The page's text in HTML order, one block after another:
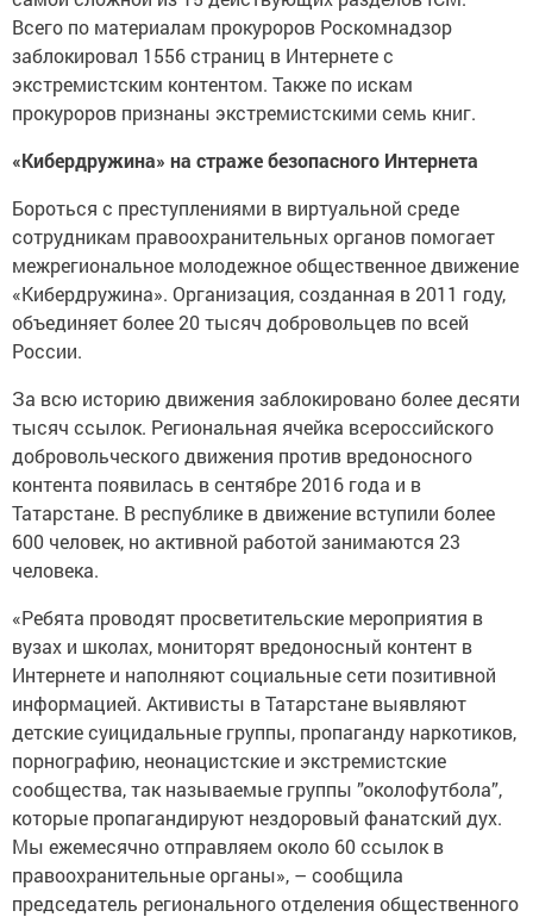
Всего по материалам прокуроров Роскомнадзор
заблокировал 1556 страниц в Интернете с
экстремистским контентом. Также по искам
прокуроров признаны экстремистскими семь книг.
«Кибердружина» на страже безопасного Интернета
Бороться с преступлениями в виртуальной среде
сотрудникам правоохранительных органов помогает
межрегиональное молодежное общественное движение
«Кибердружина». Организация, созданная в 2011 году,
объединяет более 20 тысяч добровольцев по всей
России.
За всю историю движения заблокировано более десяти
тысяч ссылок. Региональная ячейка всероссийского
добровольческого движения против вредоносного
контента появилась в сентябре 2016 года и в
Татарстане. В республике в движение вступили более
600 человек, но активной работой занимаются 23
человека.
«Ребята проводят просветительские мероприятия в
вузах и школах, мониторят вредоносный контент в
Интернете и наполняют социальные сети позитивной
информацией. Активисты в Татарстане выявляют
детские суицидальные группы, пропаганду наркотиков,
порнографию, неонацистские и экстремистские
сообщества, так называемые группы ”околофутбола”,
которые пропагандируют нездоровый фанатский дух.
Мы ежемесячно отправляем около 60 ссылок в
правоохранительные органы», – сообщила
председатель регионального отделения общественного